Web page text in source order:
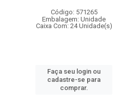
Código: 571265
Embalagem: Unidade
Caixa Com: 24 Unidade(s)
Faça seu login ou
cadastre-se para
comprar.